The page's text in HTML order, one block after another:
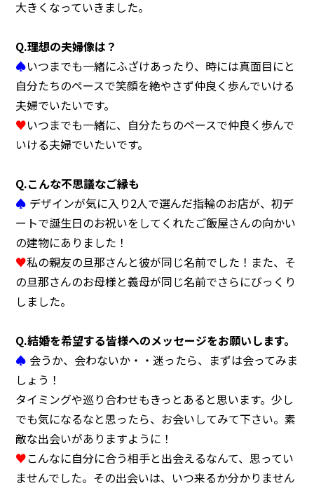
大きくなっていきました。
Q.理想の夫婦像は？
♠いつまでも一緒にふざけあったり、時には真面目にと
自分たちのペースで笑顔を絶やさず仲良く歩んでいける
夫婦でいたいです。
♥いつまでも一緒に、自分たちのペースで仲良く歩んで
いける夫婦でいたいです。
Q.こんな不思議なご縁も
♠ デザインが気に入り2人で選んだ指輪のお店が、初デ
ートで誕生日のお祝いをしてくれたご飯屋さんの向かい
の建物にありました！
♥私の親友の旦那さんと彼が同じ名前でした！また、そ
の旦那さんのお母様と義母が同じ名前でさらにびっくり
しました。
Q.結婚を希望する皆様へのメッセージをお願いします。
♠ 会うか、会わないか・・迷ったら、まずは会ってみま
しょう！
タイミングや巡り合わせもきっとあると思います。少し
でも気になるなと思ったら、お会いしてみて下さい。素
敵な出会いがありますように！
♥こんなに自分に合う相手と出会えるなんて、思ってい
ませんでした。その出会いは、いつ来るか分かりません